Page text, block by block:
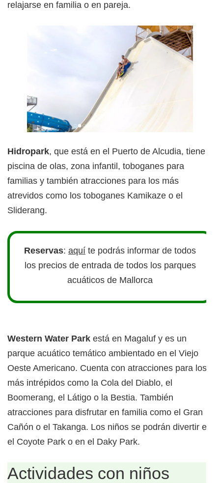
relajarse en familia o en pareja.
Hidropark, que está en el Puerto de Alcudia, tiene
piscina de olas, zona infantil, toboganes para
familias y también atracciones para los más
atrevidos como los toboganes Kamikaze o el
Sliderang.
Reservas: aquí te podrás informar de todos
los precios de entrada de todos los parques
acuáticos de Mallorca
Western Water Park está en Magaluf y es un
parque acuático temático ambientado en el Viejo
Oeste Americano. Cuenta con atracciones para los
más intrépidos como la Cola del Diablo, el
Boomerang, el Látigo o la Bestia. También
atracciones para disfrutar en familia como el Gran
Cañón o el Takanga. Los niños se podrán divertir en
el Coyote Park o en el Daky Park.
Actividades con niños